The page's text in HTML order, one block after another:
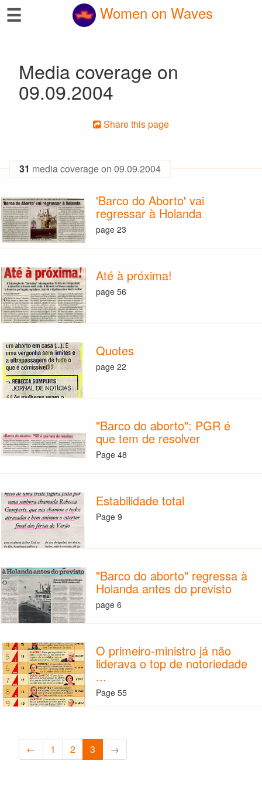
☰ Women on Waves
Media coverage on
09.09.2004
Share this page
31 media coverage on 09.09.2004
'Barco do Aborto' vai
regressar à Holanda
page 23
Até à próxima!
page 56
Quotes
page 22
"Barco do aborto": PGR é
que tem de resolver
Page 48
Estabilidade total
Page 9
"Barco do aborto" regressa à
Holanda antes do previsto
page 6
O primeiro-ministro já não
liderava o top de notoriedade
...
Page 55
← 1 2 3 →